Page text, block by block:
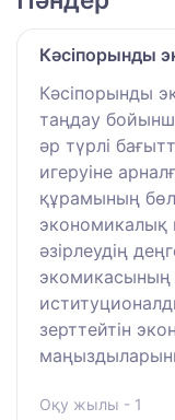
Кəсіпорынды
Кəсіпорынды
таңдау
əр түрлі
игеруіне
құрамының
əзірлеудің
зерттейтін
Оқу жылы - 1